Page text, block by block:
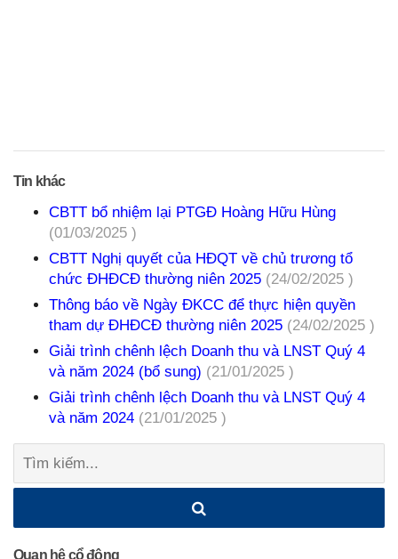
Tin khác
CBTT bổ nhiệm lại PTGĐ Hoàng Hữu Hùng
(01/03/2025 )
CBTT Nghị quyết của HĐQT về chủ trương tổ
chức ĐHĐCĐ thường niên 2025 (24/02/2025 )
Thông báo về Ngày ĐKCC để thực hiện quyền
tham dự ĐHĐCĐ thường niên 2025 (24/02/2025 )
Giải trình chênh lệch Doanh thu và LNST Quý 4
và năm 2024 (bổ sung) (21/01/2025 )
Giải trình chênh lệch Doanh thu và LNST Quý 4
và năm 2024 (21/01/2025 )
Tìm
kiếm:
Quan hệ cổ đông